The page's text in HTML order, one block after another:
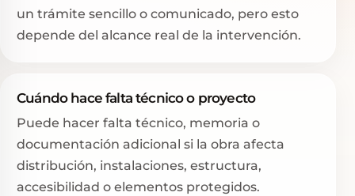
un trámite sencillo o comunicado, pero esto
depende del alcance real de la intervención.
Cuándo hace falta técnico o proyecto
Puede hacer falta técnico, memoria o
documentación adicional si la obra afecta
distribución, instalaciones, estructura,
accesibilidad o elementos protegidos.